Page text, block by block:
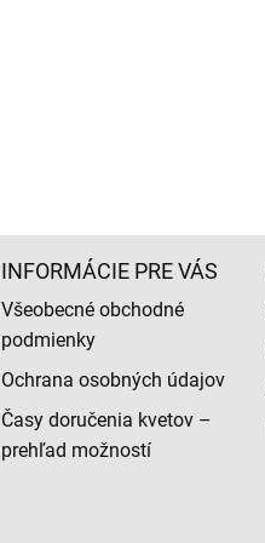
INFORMÁCIE PRE VÁS
Všeobecné obchodné
podmienky
Ochrana osobných údajov
Časy doručenia kvetov –
prehľad možností